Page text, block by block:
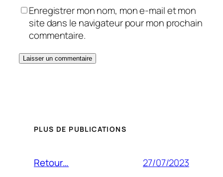
Enregistrer mon nom, mon e-mail et mon
site dans le navigateur pour mon prochain
commentaire.
PLUS DE PUBLICATIONS
Retour… 27/07/2023